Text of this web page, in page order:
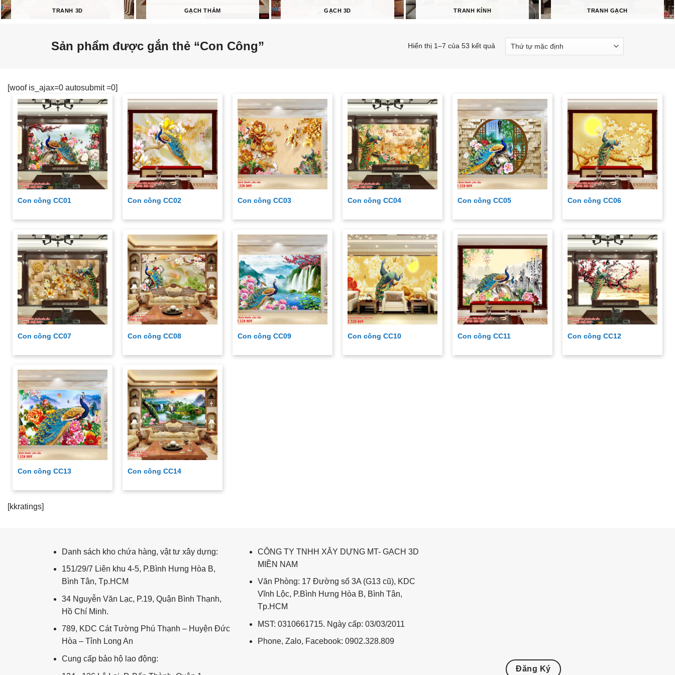
TRANH 3D GẠCH THẢM GẠCH 3D TRANH KÍNH TRANH GẠCH
Sản phẩm được gắn thẻ “Con Công” Hiển thị 1–7 của 53 kết quả
[woof is_ajax=0 autosubmit =0]
Con công CC01 Con công CC02 Con công CC03 Con công CC04 Con công CC05 Con công CC06
Con công CC07 Con công CC08 Con công CC09 Con công CC10 Con công CC11 Con công CC12
Con công CC13 Con công CC14
[kkratings]
Danh sách kho chứa hàng, vật tư xây dựng:
151/29/7 Liên khu 4-5, P.Bình Hưng Hòa B,
Bình Tân, Tp.HCM
34 Nguyễn Văn Lạc, P.19, Quận Bình Thạnh,
Hồ Chí Minh.
789, KDC Cát Tường Phú Thạnh – Huyện Đức
Hòa – Tỉnh Long An
Cung cấp bảo hộ lao động:
CÔNG TY TNHH XÂY DỰNG MT- GẠCH 3D
MIỀN NAM
Văn Phòng: 17 Đường số 3A (G13 cũ), KDC
Vĩnh Lộc, P.Bình Hưng Hòa B, Bình Tân,
Tp.HCM
MST: 0310661715. Ngày cấp: 03/03/2011
Phone, Zalo, Facebook: 0902.328.809
Đăng Ký